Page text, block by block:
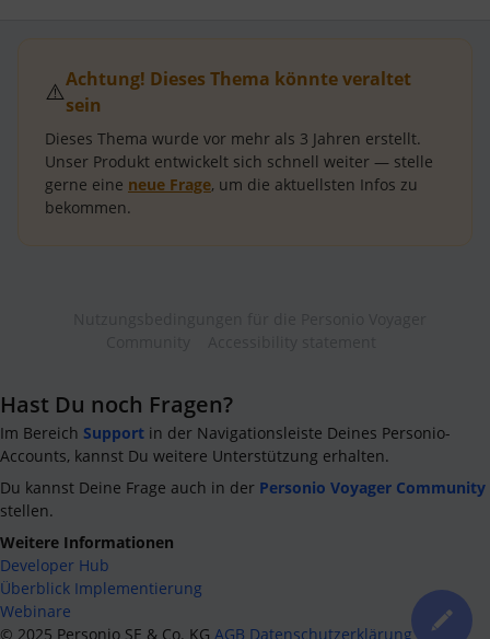
⚠️Achtung! Dieses Thema könnte veraltet
sein
Dieses Thema wurde vor mehr als 3 Jahren erstellt.
Unser Produkt entwickelt sich schnell weiter — stelle
gerne eine neue Frage, um die aktuellsten Infos zu
bekommen.
Hast Du noch Fragen?
Im Bereich Support in der Navigationsleiste Deines Personio-
Accounts, kannst Du weitere Unterstützung erhalten.
Du kannst Deine Frage auch in der Personio Voyager Community
stellen.
Weitere Informationen
Developer Hub
Überblick Implementierung
Webinare
© 2025 Personio SE & Co. KG AGB Datenschutzerklärung